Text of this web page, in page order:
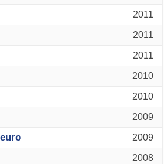
2011
2011
2011
2010
2010
2009
2009
2008